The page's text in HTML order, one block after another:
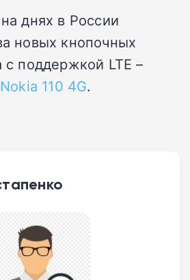
днях в России
новых кнопочных
поддержкой LTE –
110 4G.